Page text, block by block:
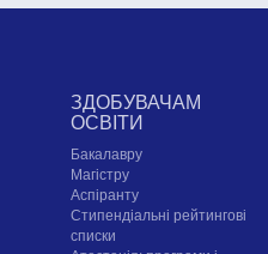
ЗДОБУВАЧАМ
ОСВІТИ
Бакалавру
Магістру
Аспіранту
Стипендіальні рейтингові
списки